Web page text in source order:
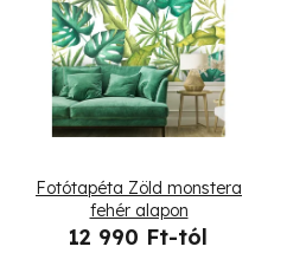
Fotótapéta Zöld monstera
fehér alapon
12 990 Ft-tól